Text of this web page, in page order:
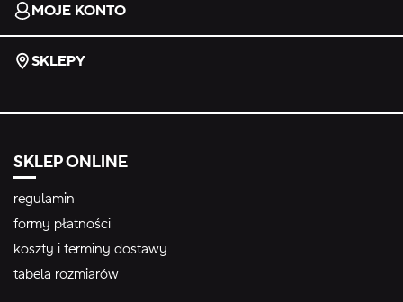
MOJE KONTO
SKLEPY
SKLEP ONLINE
regulamin
formy płatności
koszty i terminy dostawy
tabela rozmiarów